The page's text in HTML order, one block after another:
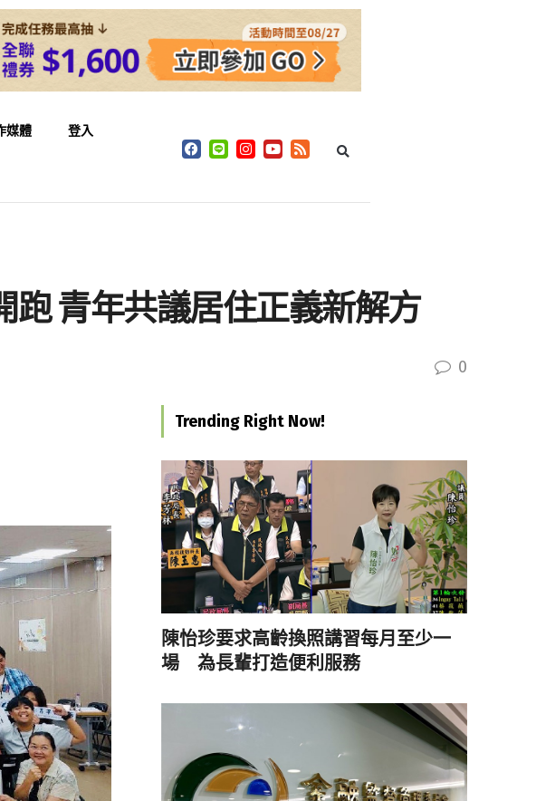
媒體 登入
跑 青年共議居住正義新解方
0
Trending Right Now!
陳怡珍要求高齡換照講習每月至少一
場 為長輩打造便利服務